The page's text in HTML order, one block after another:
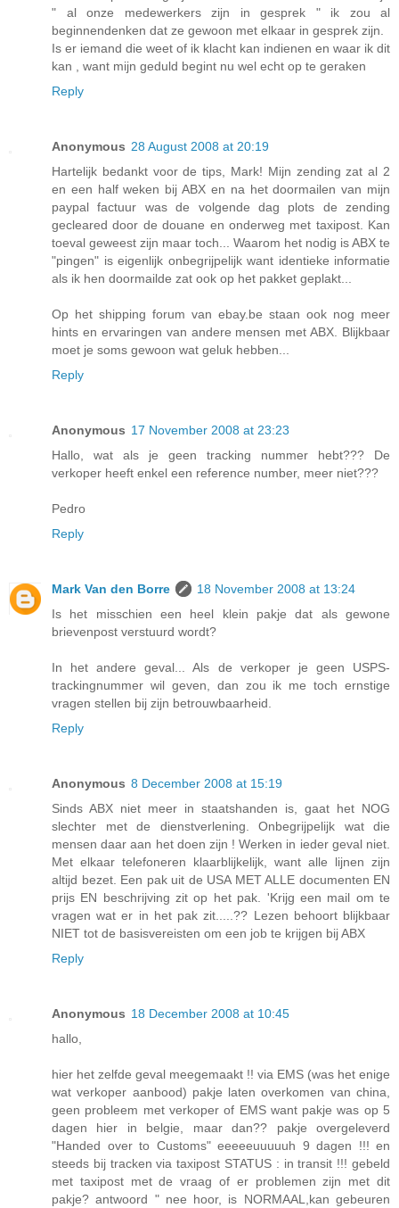
" al onze medewerkers zijn in gesprek " ik zou al
beginnendenken dat ze gewoon met elkaar in gesprek zijn.
Is er iemand die weet of ik klacht kan indienen en waar ik dit
kan , want mijn geduld begint nu wel echt op te geraken
Reply
Anonymous 28 August 2008 at 20:19
Hartelijk bedankt voor de tips, Mark! Mijn zending zat al 2
en een half weken bij ABX en na het doormailen van mijn
paypal factuur was de volgende dag plots de zending
gecleared door de douane en onderweg met taxipost. Kan
toeval geweest zijn maar toch... Waarom het nodig is ABX te
"pingen" is eigenlijk onbegrijpelijk want identieke informatie
als ik hen doormailde zat ook op het pakket geplakt...
Op het shipping forum van ebay.be staan ook nog meer
hints en ervaringen van andere mensen met ABX. Blijkbaar
moet je soms gewoon wat geluk hebben...
Reply
Anonymous 17 November 2008 at 23:23
Hallo, wat als je geen tracking nummer hebt??? De
verkoper heeft enkel een reference number, meer niet???
Pedro
Reply
Mark Van den Borre
18 November 2008 at 13:24
Is het misschien een heel klein pakje dat als gewone
brievenpost verstuurd wordt?
In het andere geval... Als de verkoper je geen USPS-
trackingnummer wil geven, dan zou ik me toch ernstige
vragen stellen bij zijn betrouwbaarheid.
Reply
Anonymous 8 December 2008 at 15:19
Sinds ABX niet meer in staatshanden is, gaat het NOG
slechter met de dienstverlening. Onbegrijpelijk wat die
mensen daar aan het doen zijn ! Werken in ieder geval niet.
Met elkaar telefoneren klaarblijkelijk, want alle lijnen zijn
altijd bezet. Een pak uit de USA MET ALLE documenten EN
prijs EN beschrijving zit op het pak. 'Krijg een mail om te
vragen wat er in het pak zit.....?? Lezen behoort blijkbaar
NIET tot de basisvereisten om een job te krijgen bij ABX
Reply
Anonymous 18 December 2008 at 10:45
hallo,
hier het zelfde geval meegemaakt !! via EMS (was het enige
wat verkoper aanbood) pakje laten overkomen van china,
geen probleem met verkoper of EMS want pakje was op 5
dagen hier in belgie, maar dan?? pakje overgeleverd
"Handed over to Customs" eeeeeuuuuuh 9 dagen !!! en
steeds bij tracken via taxipost STATUS : in transit !!! gebeld
met taxipost met de vraag of er problemen zijn met dit
pakje? antwoord " nee hoor, is NORMAAL,kan gebeuren